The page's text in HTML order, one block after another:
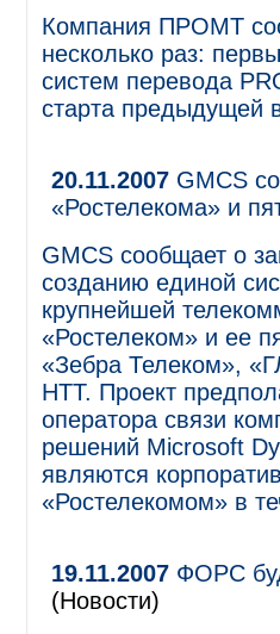
Компания ПРОМТ
несколько раз:
систем перевода
старта предыдущей
20.11.2007 GMCS
«Ростелекома» и
GMCS cообщает о
созданию единой
крупнейшей
«Ростелеком» и ее
«Зебра Телеком»,
НТТ. Проект
оператора связи
решений Microsoft
являются
«Ростелекомом» в
19.11.2007 ФОРС
(Новости)